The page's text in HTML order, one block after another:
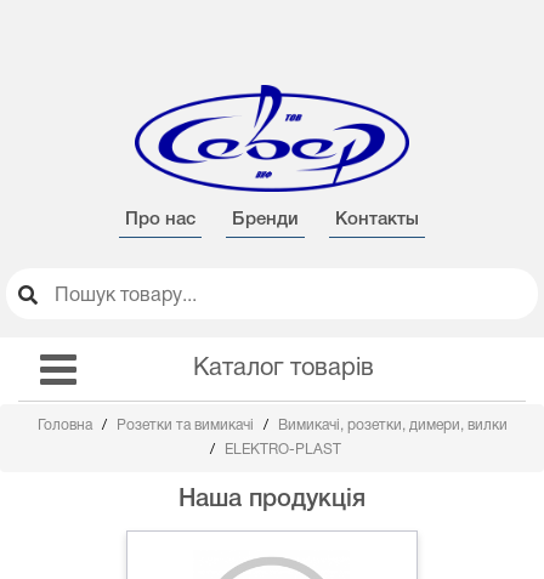
Про нас Бренди Контакты
Каталог товарів
Головна Розетки та вимикачі
Вимикачі, розетки, димери, вилки
ELEKTRO-PLAST
Наша продукція